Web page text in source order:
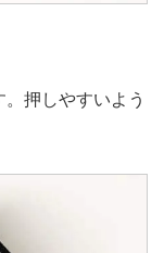
押しやすいよう